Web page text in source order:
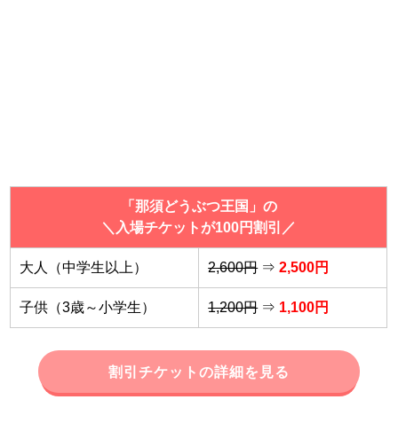
「那須どうぶつ王国」の
＼入場チケットが100円割引／
大人（中学生以上） 2,600円⇒2,500円
子供（3歳～小学生） 1,200円⇒ 1,100円
割引チケットの詳細を見る